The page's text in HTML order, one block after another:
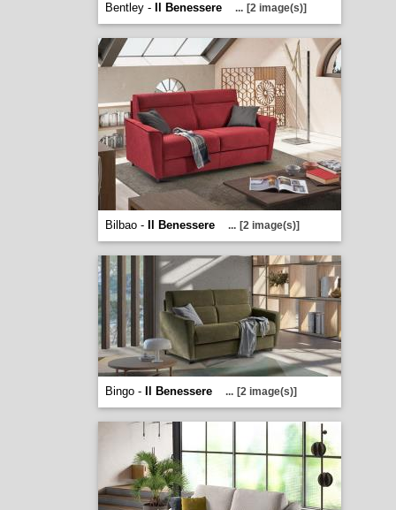
Bentley - Il Benessere ... [2 image(s)]
Bilbao - Il Benessere ... [2 image(s)]
Bingo - Il Benessere ... [2 image(s)]